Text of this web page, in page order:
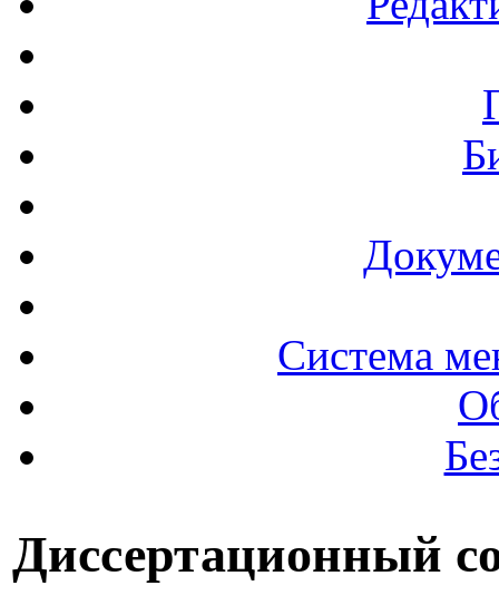
Система
Диссертационный